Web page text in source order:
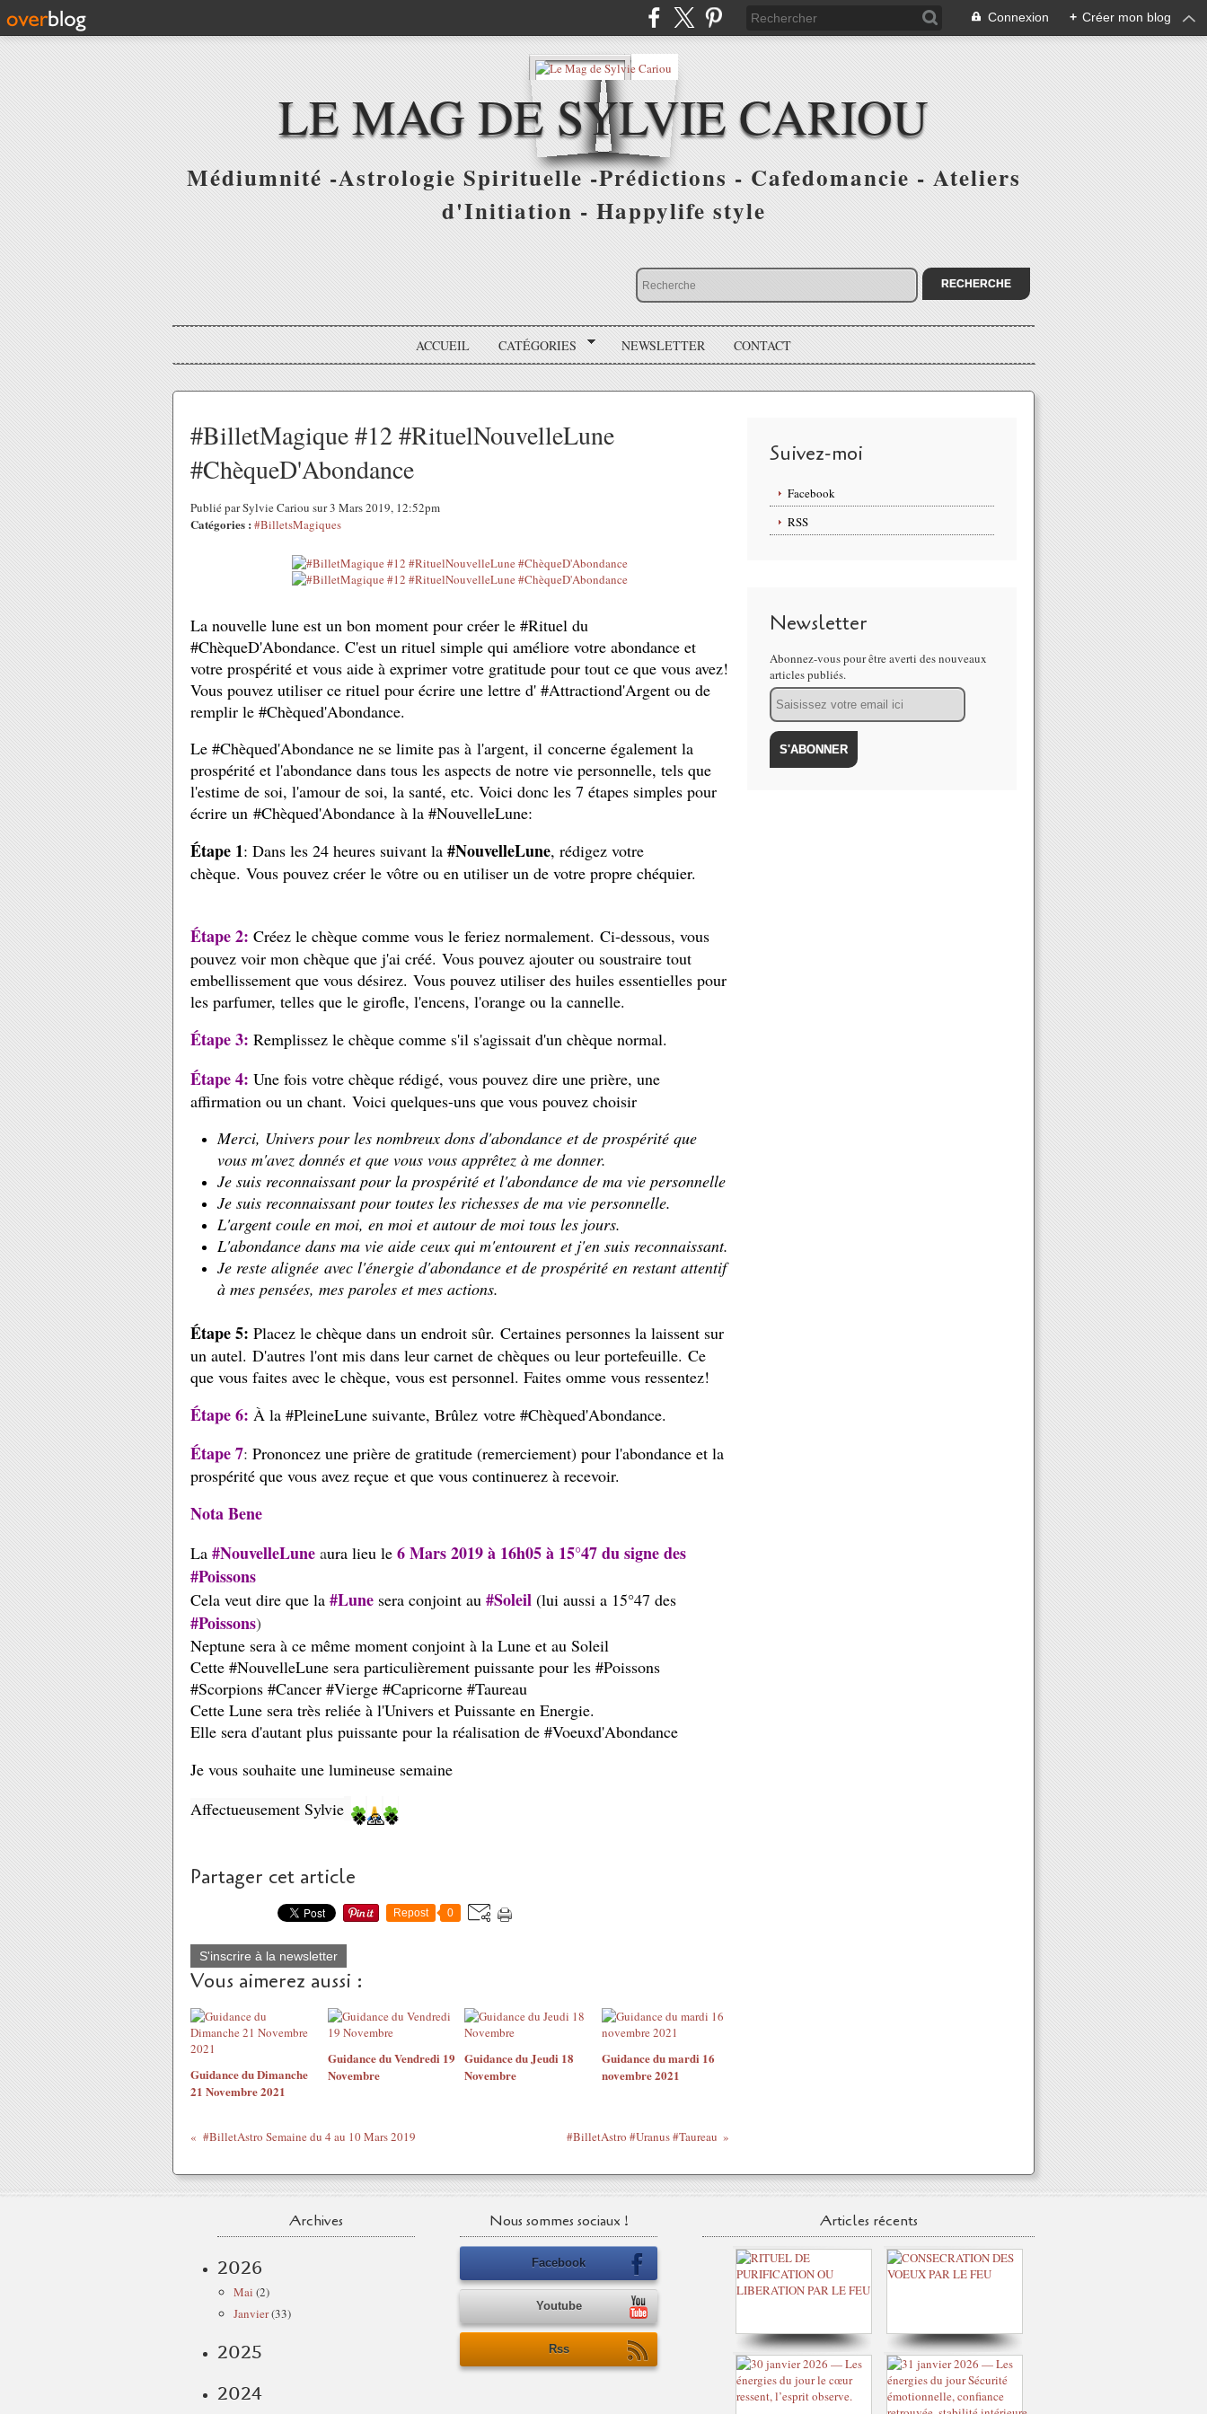
Connexion + Créer mon blog
LE MAG DE SYLVIE CARIOU
Médiumnité -Astrologie Spirituelle -Prédictions - Cafedomancie - Ateliers
d'Initiation - Happylife style
ACCUEIL CATÉGORIES NEWSLETTER CONTACT
#BilletMagique #12 #RituelNouvelleLune
#ChèqueD'Abondance
Publié par Sylvie Cariou sur 3 Mars 2019, 12:52pm
Catégories : #BilletsMagiques
La nouvelle lune est un bon moment pour créer le #Rituel du
#ChèqueD'Abondance. C'est un rituel simple qui améliore votre abondance et
votre prospérité et vous aide à exprimer votre gratitude pour tout ce que vous avez!
Vous pouvez utiliser ce rituel pour écrire une lettre d' #Attractiond'Argent ou de
remplir le #Chèqued'Abondance.
Le #Chèqued'Abondance ne se limite pas à l'argent, il concerne également la
prospérité et l'abondance dans tous les aspects de notre vie personnelle, tels que
l'estime de soi, l'amour de soi, la santé, etc. Voici donc les 7 étapes simples pour
écrire un #Chèqued'Abondance à la #NouvelleLune:
Étape 1: Dans les 24 heures suivant la #NouvelleLune, rédigez votre
chèque. Vous pouvez créer le vôtre ou en utiliser un de votre propre chéquier.
Étape 2: Créez le chèque comme vous le feriez normalement. Ci-dessous, vous
pouvez voir mon chèque que j'ai créé. Vous pouvez ajouter ou soustraire tout
embellissement que vous désirez. Vous pouvez utiliser des huiles essentielles pour
les parfumer, telles que le girofle, l'encens, l'orange ou la cannelle.
Étape 3: Remplissez le chèque comme s'il s'agissait d'un chèque normal.
Étape 4: Une fois votre chèque rédigé, vous pouvez dire une prière, une
affirmation ou un chant. Voici quelques-uns que vous pouvez choisir
Merci, Univers pour les nombreux dons d'abondance et de prospérité que
vous m'avez donnés et que vous vous apprêtez à me donner.
Je suis reconnaissant pour la prospérité et l'abondance de ma vie personnelle
Je suis reconnaissant pour toutes les richesses de ma vie personnelle.
L'argent coule en moi, en moi et autour de moi tous les jours.
L'abondance dans ma vie aide ceux qui m'entourent et j'en suis reconnaissant.
Je reste alignée avec l'énergie d'abondance et de prospérité en restant attentif
à mes pensées, mes paroles et mes actions.
Étape 5: Placez le chèque dans un endroit sûr. Certaines personnes la laissent sur
un autel. D'autres l'ont mis dans leur carnet de chèques ou leur portefeuille. Ce
que vous faites avec le chèque, vous est personnel. Faites omme vous ressentez!
Étape 6: À la #PleineLune suivante, Brûlez votre #Chèqued'Abondance.
Étape 7: Prononcez une prière de gratitude (remerciement) pour l'abondance et la
prospérité que vous avez reçue et que vous continuerez à recevoir.
Nota Bene
La #NouvelleLune aura lieu le 6 Mars 2019 à 16h05 à 15°47 du signe des
#Poissons
Cela veut dire que la #Lune sera conjoint au #Soleil (lui aussi a 15°47 des
#Poissons)
Neptune sera à ce même moment conjoint à la Lune et au Soleil
Cette #NouvelleLune sera particulièrement puissante pour les #Poissons
#Scorpions #Cancer #Vierge #Capricorne #Taureau
Cette Lune sera très reliée à l'Univers et Puissante en Energie.
Elle sera d'autant plus puissante pour la réalisation de #Voeuxd'Abondance
Je vous souhaite une lumineuse semaine
Affectueusement Sylvie 🍀🙏🍀
Partager cet article
Repost 0
S'inscrire à la newsletter
Vous aimerez aussi :
Guidance du Dimanche
21 Novembre 2021
Guidance du Vendredi 19
Novembre
Guidance du Jeudi 18
Novembre
Guidance du mardi 16
novembre 2021
#BilletAstro Semaine du 4 au 10 Mars 2019 #BilletAstro #Uranus #Taureau
Suivez-moi
Facebook
RSS
Newsletter
Abonnez-vous pour être averti des nouveaux
articles publiés.
Email
Archives
2026
Mai (2)
Janvier(33)
2025
2024
Nous sommes sociaux !
Facebook
Youtube
Rss
Articles récents